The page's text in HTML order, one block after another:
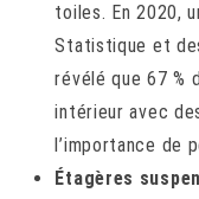
toiles. En 2020,
Statistique et
révélé que 67 %
intérieur avec
l’importance de
Étagères